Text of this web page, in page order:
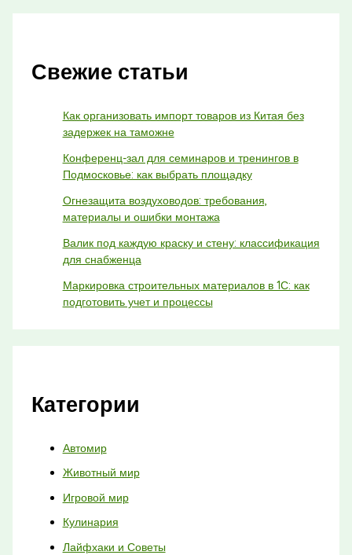
Свежие статьи
Как организовать импорт товаров из Китая без
задержек на таможне
Конференц-зал для семинаров и тренингов в
Подмосковье: как выбрать площадку
Огнезащита воздуховодов: требования,
материалы и ошибки монтажа
Валик под каждую краску и стену: классификация
для снабженца
Маркировка строительных материалов в 1С: как
подготовить учет и процессы
Категории
Автомир
Животный мир
Игровой мир
Кулинария
Лайфхаки и Советы